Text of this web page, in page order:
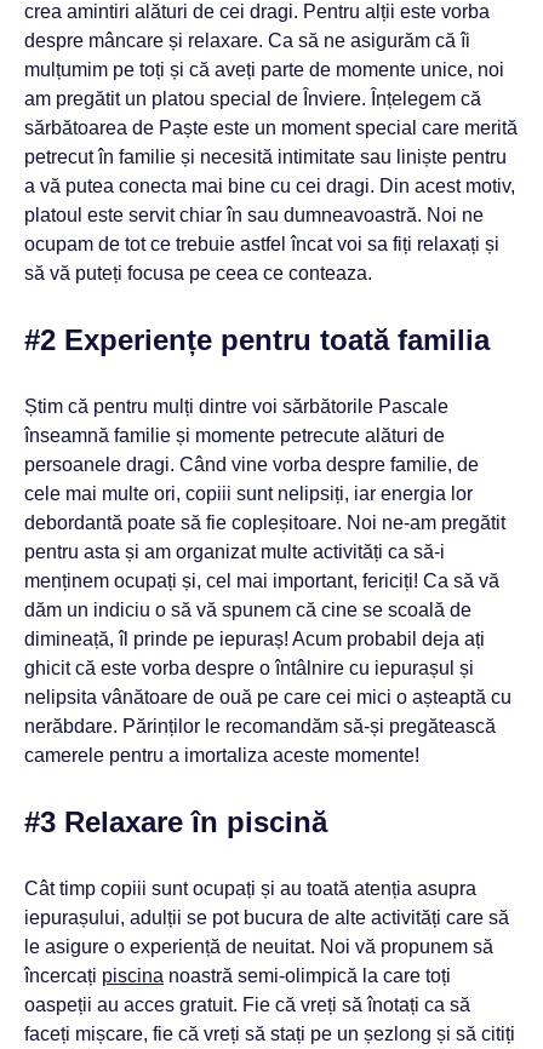
crea amintiri alături de cei dragi. Pentru alții este vorba
despre mâncare și relaxare. Ca să ne asigurăm că îi
mulțumim pe toți și că aveți parte de momente unice, noi
am pregătit un platou special de Înviere. Înțelegem că
sărbătoarea de Paște este un moment special care merită
petrecut în familie și necesită intimitate sau liniște pentru
a vă putea conecta mai bine cu cei dragi. Din acest motiv,
platoul este servit chiar în sau dumneavoastră. Noi ne
ocupam de tot ce trebuie astfel încat voi sa fiți relaxați și
să vă puteți focusa pe ceea ce conteaza.
#2 Experiențe pentru toată familia
Știm că pentru mulți dintre voi sărbătorile Pascale
înseamnă familie și momente petrecute alături de
persoanele dragi. Când vine vorba despre familie, de
cele mai multe ori, copiii sunt nelipsiți, iar energia lor
debordantă poate să fie copleșitoare. Noi ne-am pregătit
pentru asta și am organizat multe activități ca să-i
menținem ocupați și, cel mai important, fericiți! Ca să vă
dăm un indiciu o să vă spunem că cine se scoală de
dimineață, îl prinde pe iepuraș! Acum probabil deja ați
ghicit că este vorba despre o întâlnire cu iepurașul și
nelipsita vânătoare de ouă pe care cei mici o așteaptă cu
nerăbdare. Părinților le recomandăm să-și pregătească
camerele pentru a imortaliza aceste momente!
#3 Relaxare în piscină
Cât timp copiii sunt ocupați și au toată atenția asupra
iepurașului, adulții se pot bucura de alte activități care să
le asigure o experiență de neuitat. Noi vă propunem să
încercați piscina noastră semi-olimpică la care toți
oaspeții au acces gratuit. Fie că vreți să înotați ca să
faceți mișcare, fie că vreți să stați pe un șezlong și să citiți